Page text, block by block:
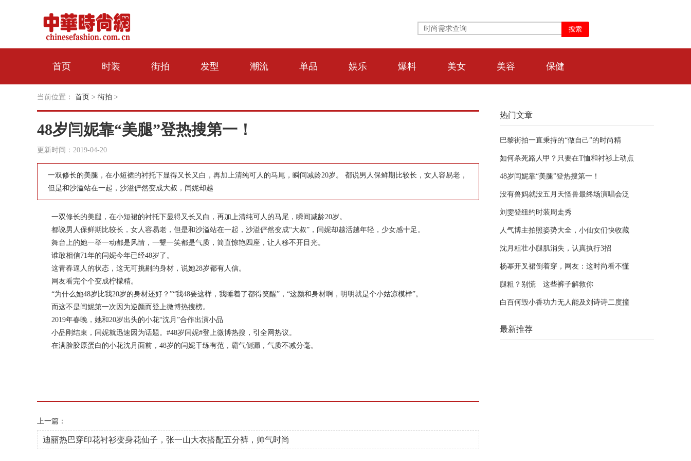
首页 时装 街拍 发型 潮流 单品 娱乐 爆料 美女 美容 保健
当前位置 ： 首页 > 街拍 >
48岁闫妮靠“美腿”登热搜第一！
更新时间：2019-04-20
一双修长的美腿，在小短裙的衬托下显得又长又白，再加上清纯可人的马尾，瞬间减龄20岁。 都说男人保鲜期比较长，女人容易老，
但是和沙溢站在一起，沙溢俨然变成大叔，闫妮却越
一双修长的美腿，在小短裙的衬托下显得又长又白，再加上清纯可人的马尾，瞬间减龄20岁。
都说男人保鲜期比较长，女人容易老，但是和沙溢站在一起，沙溢俨然变成“大叔”，闫妮却越活越年轻，少女感十足。
舞台上的她一举一动都是风情，一颦一笑都是气质，简直惊艳四座，让人移不开目光。
谁敢相信71年的闫妮今年已经48岁了。
这青春逼人的状态，这无可挑剔的身材，说她28岁都有人信。
网友看完个个变成柠檬精。
“为什么她48岁比我20岁的身材还好？”“我48要这样，我睡着了都得笑醒”，“这颜和身材啊，明明就是个小姑凉模样”。
而这不是闫妮第一次因为逆颜而登上微博热搜榜。
2019年春晚，她和20岁出头的小花“沈月”合作出演小品
小品刚结束，闫妮就迅速因为话题。#48岁闫妮#登上微博热搜，引全网热议。
在满脸胶原蛋白的小花沈月面前，48岁的闫妮干练有范，霸气侧漏，气质不减分毫。
上一篇：
迪丽热巴穿印花衬衫变身花仙子，张一山大衣搭配五分裤，帅气时尚
热门文章
巴黎街拍一直秉持的“做自己”的时尚精
如何杀死路人甲？只要在T恤和衬衫上动点
48岁闫妮靠“美腿”登热搜第一！
没有兽妈就没五月天怪兽最终场演唱会泛
刘雯登纽约时装周走秀
人气博主拍照姿势大全，小仙女们快收藏
沈月粗壮小腿肌消失，认真执行3招
杨幂开叉裙倒着穿，网友：这时尚看不懂
腿粗？别慌 这些裤子解救你
白百何毁小香功力无人能及刘诗诗二度撞
最新推荐